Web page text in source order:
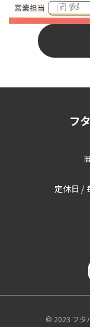
フ
定休日 /
© 2023 フタ